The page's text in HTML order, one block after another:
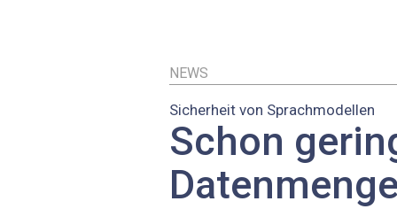
EU-
NEWS
Sicherheit von Sprachmodellen
Schon